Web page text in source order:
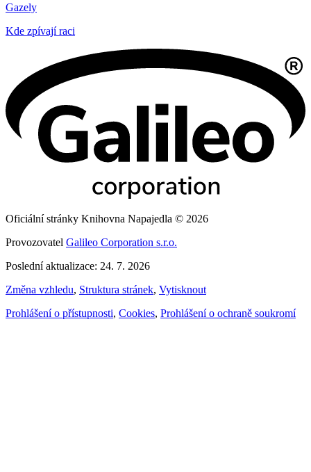
Gazely
Kde zpívají raci
Oficiální stránky Knihovna Napajedla © 2026
Provozovatel Galileo Corporation s.r.o.
Poslední aktualizace: 24. 7. 2026
Změna vzhledu, Struktura stránek, Vytisknout
Prohlášení o přístupnosti, Cookies, Prohlášení o ochraně soukromí